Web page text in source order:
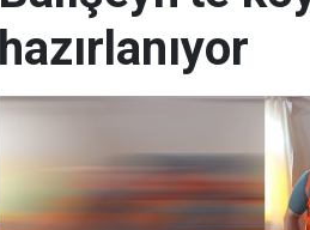
hazırlanıyor